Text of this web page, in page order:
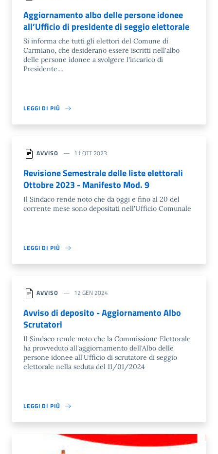
Aggiornamento albo delle persone idonee
all’Ufficio di presidente di seggio elettorale
Si informa che tutti gli elettori del Comune di
Carmiano, che desiderano essere iscritti nell'albo
delle persone idonee a svolgere l'incarico di
Presidente....
LEGGI DI PIÙ
AVVISO 11 OTT 2023
Revisione Semestrale delle liste elettorali
Ottobre 2023 - Manifesto Mod. 9
Il Sindaco rende noto che da oggi e fino al 20 del
corrente mese sono depositati nell'Ufficio Comunale
LEGGI DI PIÙ
AVVISO 12 GEN 2024
Avviso di deposito - Aggiornamento Albo
Scrutatori
Il Sindaco rende noto che la Commissione Elettorale
ha provveduto all'aggiornamento dell'Albo delle
persone idonee all'Ufficio di scrutatore di seggio
elettorale nella seduta del 11/01/2024
LEGGI DI PIÙ